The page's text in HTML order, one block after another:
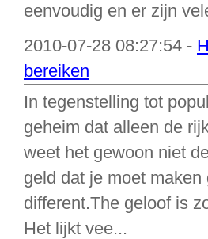
eenvoudig en er zijn
2010-07-28 08:27:54 -
bereiken
In tegenstelling tot
geheim dat alleen de
weet het gewoon niet
geld dat je moet
different.The geloof is
Het lijkt vee...